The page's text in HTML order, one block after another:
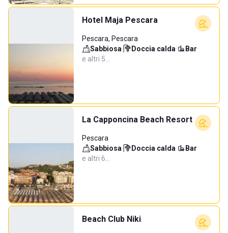
Hotel Maja Pescara
Pescara, Pescara
Sabbiosa· Doccia calda· Bar·
e altri 5…
La Capponcina Beach Resort
Pescara
Sabbiosa· Doccia calda· Bar·
e altri 6…
Beach Club Niki